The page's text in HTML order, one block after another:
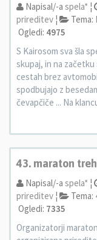
Napisal/-a spela* ¦
prireditev ¦ Tema:
Ogledi: 4975
S Kairosom sva šla
skupaj, in na
cestah brez
spodbujajo z
čevapčiče ... Na
43. maraton
Napisal/-a spela* ¦
prireditev ¦ Tema:
Ogledi: 7335
Organizatorji